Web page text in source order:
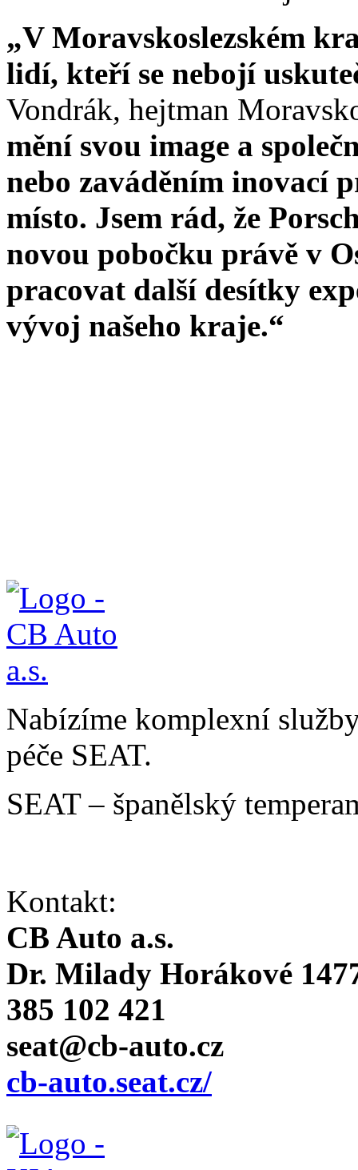
„V Moravskoslezském
lidí, kteří se nebojí
Vondrák, hejtman
mění svou image a
nebo zaváděním inovací
místo. Jsem rád, že
novou pobočku právě v
pracovat další desítky
vývoj našeho kraje.“
Nabízíme komplexní
péče SEAT.
SEAT – španělský
Kontakt:
CB Auto a.s.
Dr. Milady Horákové
385 102 421
seat@cb-auto.cz
cb-auto.seat.cz/